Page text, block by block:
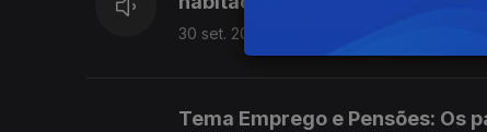
30 set. 2019
Tema Emprego e Pensões: